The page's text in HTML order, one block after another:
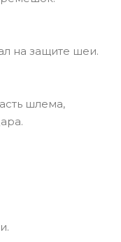
на защите шеи.
шлема,